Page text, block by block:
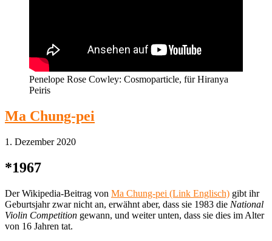
Penelope Rose Cowley: Cosmoparticle, für Hiranya
Peiris
Ma Chung-pei
1. Dezember 2020
*1967
Der Wikipedia-Beitrag von Ma Chung-pei (Link Englisch) gibt ihr
Geburtsjahr zwar nicht an, erwähnt aber, dass sie 1983 die National
Violin Competition gewann, und weiter unten, dass sie dies im Alter
von 16 Jahren tat.